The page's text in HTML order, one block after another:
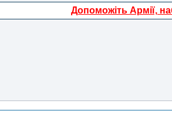
Допоможіть Армії,